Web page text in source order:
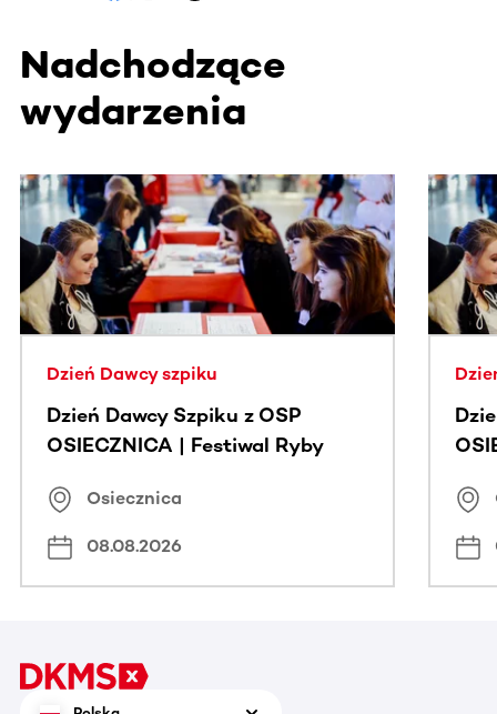
Nadchodzące
wydarzenia
Ta sekcja zawiera treści przewijane w poziomie. Użyj
Dzień Dawcy szpiku
Dzień Dawcy Szpiku z OSP
OSIECZNICA | Festiwal Ryby
Osiecznica
08.08.2026